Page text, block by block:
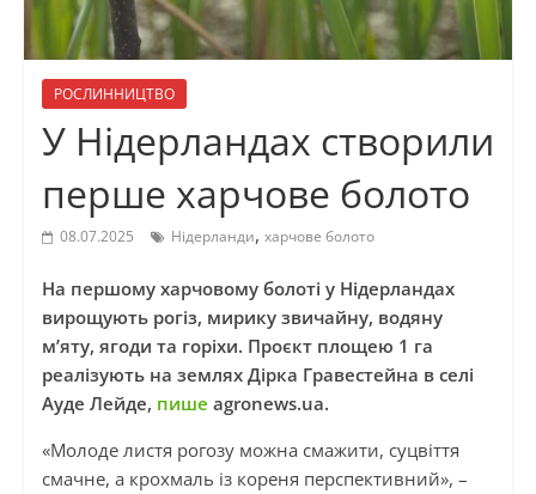
РОСЛИННИЦТВО
У Нідерландах створили
перше харчове болото
08.07.2025 Нідерланди, харчове болото
На першому харчовому болоті у Нідерландах
вирощують рогіз, мирику звичайну, водяну
м’яту, ягоди та горіхи. Проєкт площею 1 га
реалізують на землях Дірка Гравестейна в селі
Ауде Лейде, пише agronews.ua.
«Молоде листя рогозу можна смажити, суцвіття
смачне, а крохмаль із кореня перспективний», –